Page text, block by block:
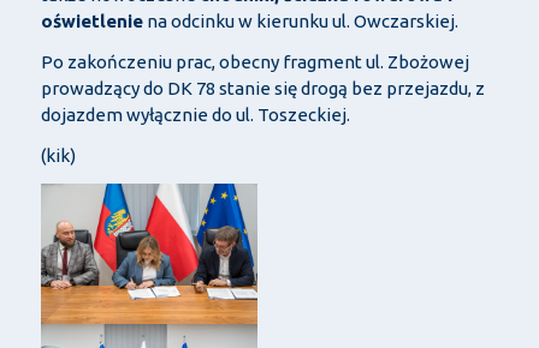
oświetleniena odcinku w kierunku ul. Owczarskiej.
Po zakończeniu prac, obecny fragment ul. Zbożowej
prowadzący do DK 78 stanie się drogą bez przejazdu, z
dojazdem wyłącznie do ul. Toszeckiej.
(kik)